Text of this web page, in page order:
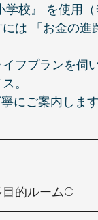
校』 を使用（
は 「お金の
フプランを伺
。
にご案内します
的ルームC